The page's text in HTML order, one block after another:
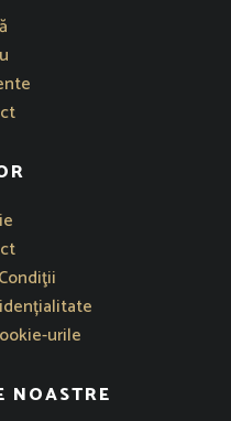
într-o fereastră nouă
urile
NOASTRE